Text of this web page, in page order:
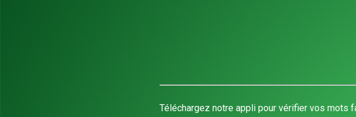
Téléchargez notre appli pour vérifier vos mots